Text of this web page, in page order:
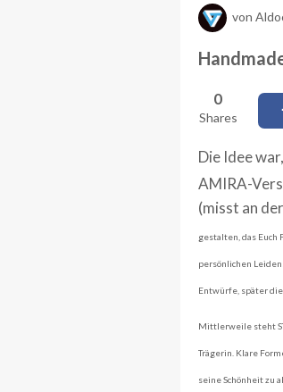
von
0
Shares
Die Idee
AMIRA-
(misst an
gestalten, das Euch
persönlichen
Entwürfe, später
Mittlerweile steht
Trägerin. Klare
seine Schönheit zu